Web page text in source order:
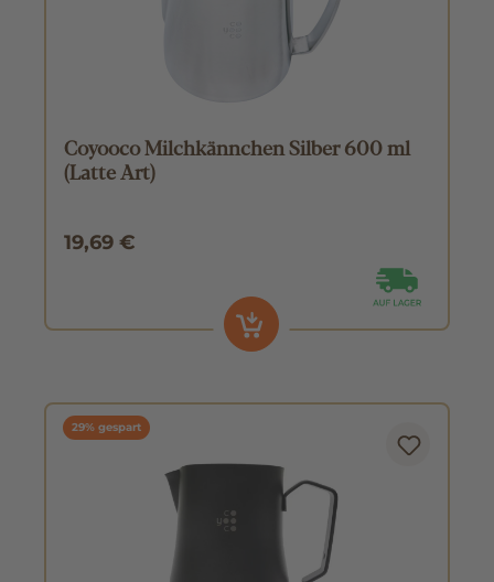
Coyooco Milchkännchen Silber 600 ml
(Latte Art)
19,69 €
29% gespart